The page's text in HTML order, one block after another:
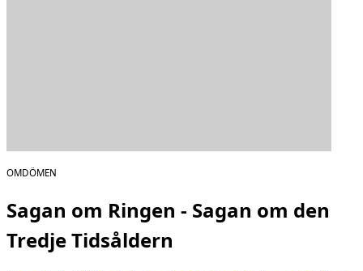
OMDÖMEN
Sagan om Ringen - Sagan om den
Tredje Tidsåldern